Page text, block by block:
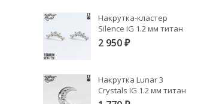
Накрутка-кластер
Silence IG 1.2 мм титан
2 950 ₽
Накрутка Lunar 3
Crystals IG 1.2 мм титан